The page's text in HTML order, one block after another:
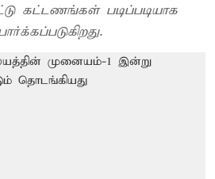
கட்டணங்கள் படிப்படியாக